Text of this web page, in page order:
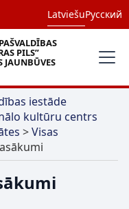
LatviešuРусский
PILS”
JAUNBŪVES
iestāde
kultūru centrs
>Visas